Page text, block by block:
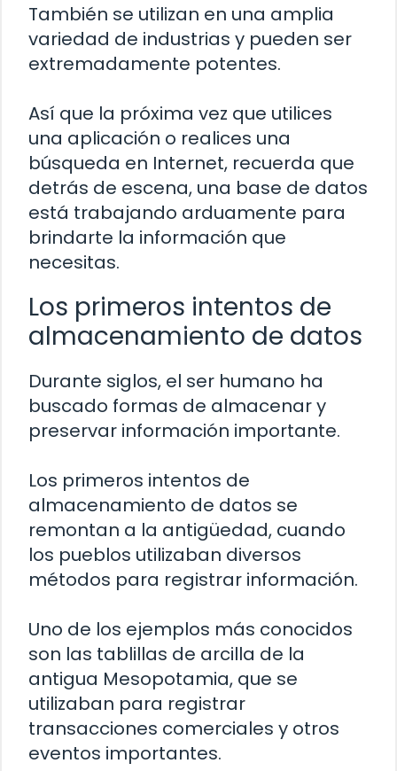
También se utilizan en una amplia
variedad de industrias y pueden ser
extremadamente potentes.
Así que la próxima vez que utilices
una aplicación o realices una
búsqueda en Internet, recuerda que
detrás de escena, una base de datos
está trabajando arduamente para
brindarte la información que
necesitas.
Los primeros intentos de
almacenamiento de datos
Durante siglos, el ser humano ha
buscado formas de almacenar y
preservar información importante.
Los primeros intentos de
almacenamiento de datos se
remontan a la antigüedad, cuando
los pueblos utilizaban diversos
métodos para registrar información.
Uno de los ejemplos más conocidos
son las tablillas de arcilla de la
antigua Mesopotamia, que se
utilizaban para registrar
transacciones comerciales y otros
eventos importantes.